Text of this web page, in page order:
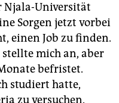
Njala-Universität
Sorgen jetzt vorbei
einen Job zu finden.
mich an, aber
befristet.
studiert hatte,
zu versuchen.